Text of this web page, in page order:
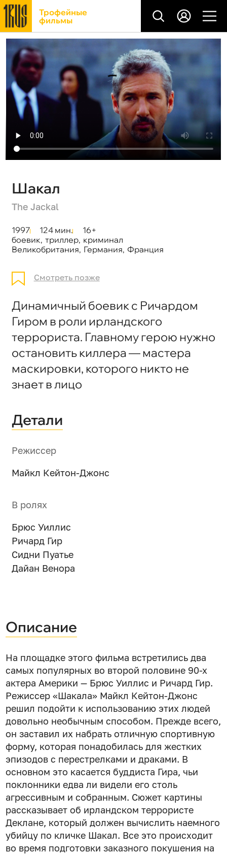
Трофейные
фильмы
Шакал
The Jackal
1997 124 мин.
16+
боевик, триллер, криминал
Великобритания, Германия, Франция
Смотреть позже
Динамичный боевик с Ричардом
Гиром в роли ирландского
террориста. Главному герою нужно
остановить киллера — мастера
маскировки, которого никто не
знает в лицо
Детали
Режиссер
Майкл Кейтон-Джонс
В ролях
Брюс Уиллис
Ричард Гир
Сидни Пуатье
Дайан Венора
Описание
На площадке этого фильма встретились два
самых популярных во второй половине 90-х
актера Америки — Брюс Уиллис и Ричард Гир.
Режиссер «Шакала» Майкл Кейтон-Джонс
решил подойти к использованию этих людей
довольно необычным способом. Прежде всего,
он заставил их набрать отличную спортивную
форму, которая понадобилась для жестких
эпизодов с перестрелками и драками. В
основном это касается буддиста Гира, чьи
поклонники едва ли видели его столь
агрессивным и собранным. Сюжет картины
рассказывает об ирландском террористе
Деклане, который должен вычислить наемного
убийцу по кличке Шакал. Все это происходит
во время подготовки заказного покушения на